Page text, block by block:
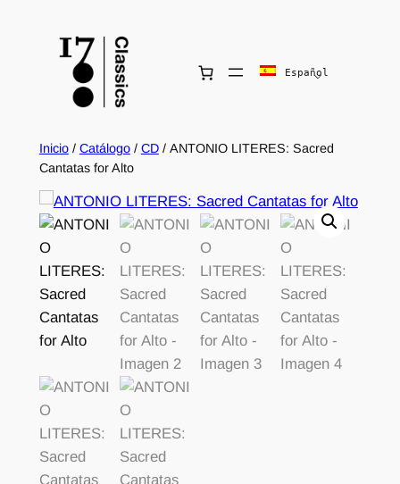
Español
Inicio/ Catálogo/ CD/ ANTONIO LITERES: Sacred
Cantatas for Alto